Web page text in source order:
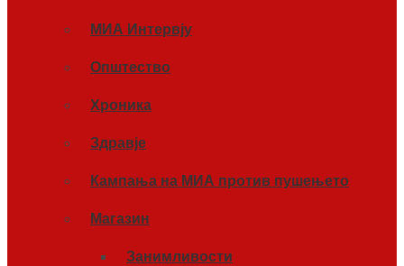
МИА Интервју
Општество
Хроника
Здравје
Кампања на МИА против пушењето
Магазин
Занимливости